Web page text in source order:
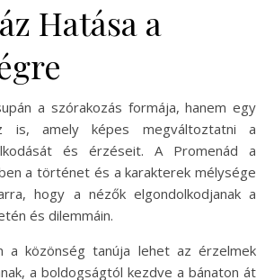
Hatása a
a szórakozás formája, hanem egy
is, amely képes megváltoztatni a
és érzéseit. A Promenád a
a történet és a karakterek mélysége
hogy a nézők elgondolkodjanak a
és dilemmáin.
a közönség tanúja lehet az érzelmek
a boldogságtól kezdve a bánaton át